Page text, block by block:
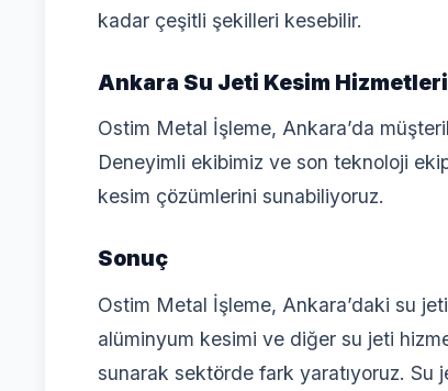
kadar çeşitli şekilleri kesebilir.
Ankara Su Jeti Kesim Hizmetleri
Ostim Metal İşleme, Ankara’da
Deneyimli ekibimiz ve son teknoloji
kesim çözümlerini sunabiliyoruz.
Sonuç
Ostim Metal İşleme, Ankara’daki su
alüminyum kesimi ve diğer su jeti
sunarak sektörde fark yaratıyoruz. Su